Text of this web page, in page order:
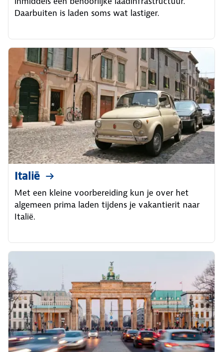
Daarbuiten is laden soms wat lastiger.
Italië
Met een kleine voorbereiding kun je over het
algemeen prima laden tijdens je vakantierit naar
Italië.